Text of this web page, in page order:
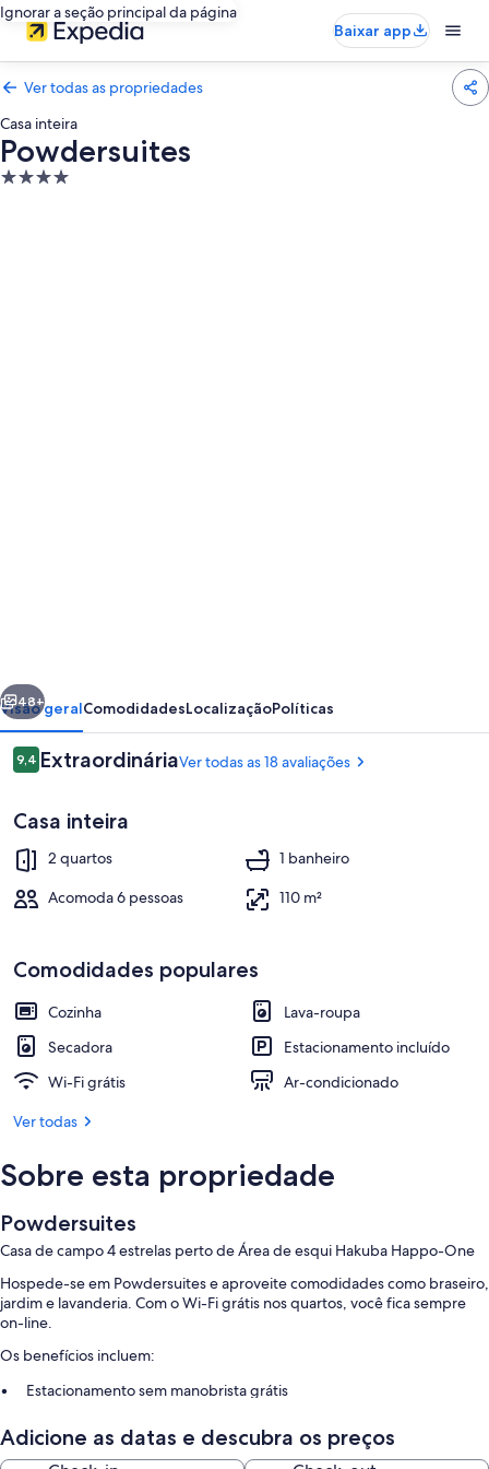
Ignorar a seção principal da página
Baixar app
Ver todas as propriedades
Casa inteira
Powdersuites
Propriedade
Próximo
48+
Visão geralComodidadesLocalizaçãoPolíticas
Avaliações
9,49,4 de 10
ExtraordináriaVer todas as 18 avaliações
Casa inteira
2 quartos
1 banheiro
Acomoda 6 pessoas
110 m²
Comodidades populares
Cozinha
Lava-roupa
Secadora
Estacionamento incluído
Wi-Fi grátis
Ar-condicionado
Ver todas
Sobre esta propriedade
Powdersuites
Casa de campo 4 estrelas perto de Área de esqui Hakuba Happo-One
Hospede-se em Powdersuites e aproveite comodidades como braseiro,
jardim e lavanderia. Com o Wi-Fi grátis nos quartos, você fica sempre
on-line.
Os benefícios incluem:
Estacionamento sem manobrista grátis
passeios/bilhetes
Adicione as datas e descubra os preços